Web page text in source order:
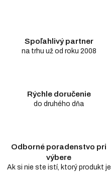
Spoľahlivý partner
na trhu už od roku 2008
Rýchle doručenie
do druhého dňa
Odborné poradenstvo pri
výbere
Ak si nie ste istí, ktorý produkt je